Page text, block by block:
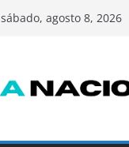
sábado, agosto 8, 2026